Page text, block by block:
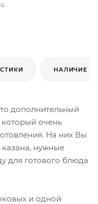
НАЛИЧИЕ
дополнительный
очень
На них Вы
нужные
для готового блюда
и одной